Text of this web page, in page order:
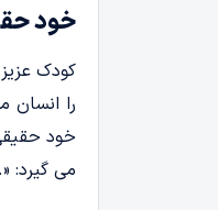
خود
کودک
را
خود
می­ گیرد: